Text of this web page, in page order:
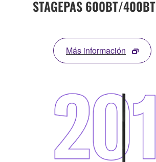
STAGEPAS 600BT/400BT
Más información